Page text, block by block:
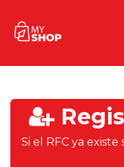
Si el RFC ya